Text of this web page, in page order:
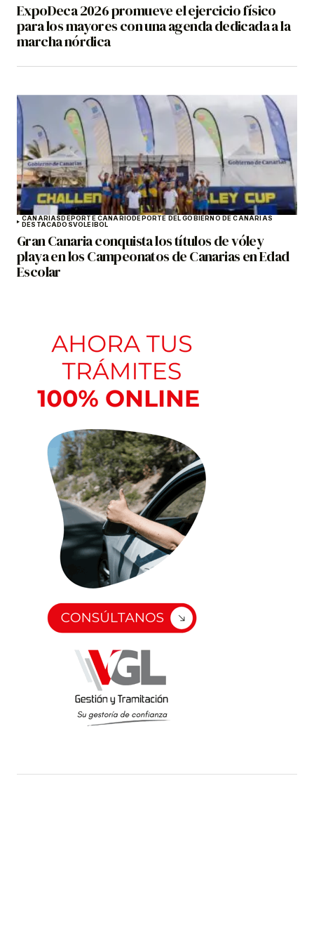
ExpoDeca 2026 promueve el ejercicio físico
para los mayores con una agenda dedicada a la
marcha nórdica
CANARIASDEPORTE CANARIODEPORTE DEL GOBIERNO DE CANARIAS
DESTACADOSVOLEIBOL
Gran Canaria conquista los títulos de vóley
playa en los Campeonatos de Canarias en Edad
Escolar